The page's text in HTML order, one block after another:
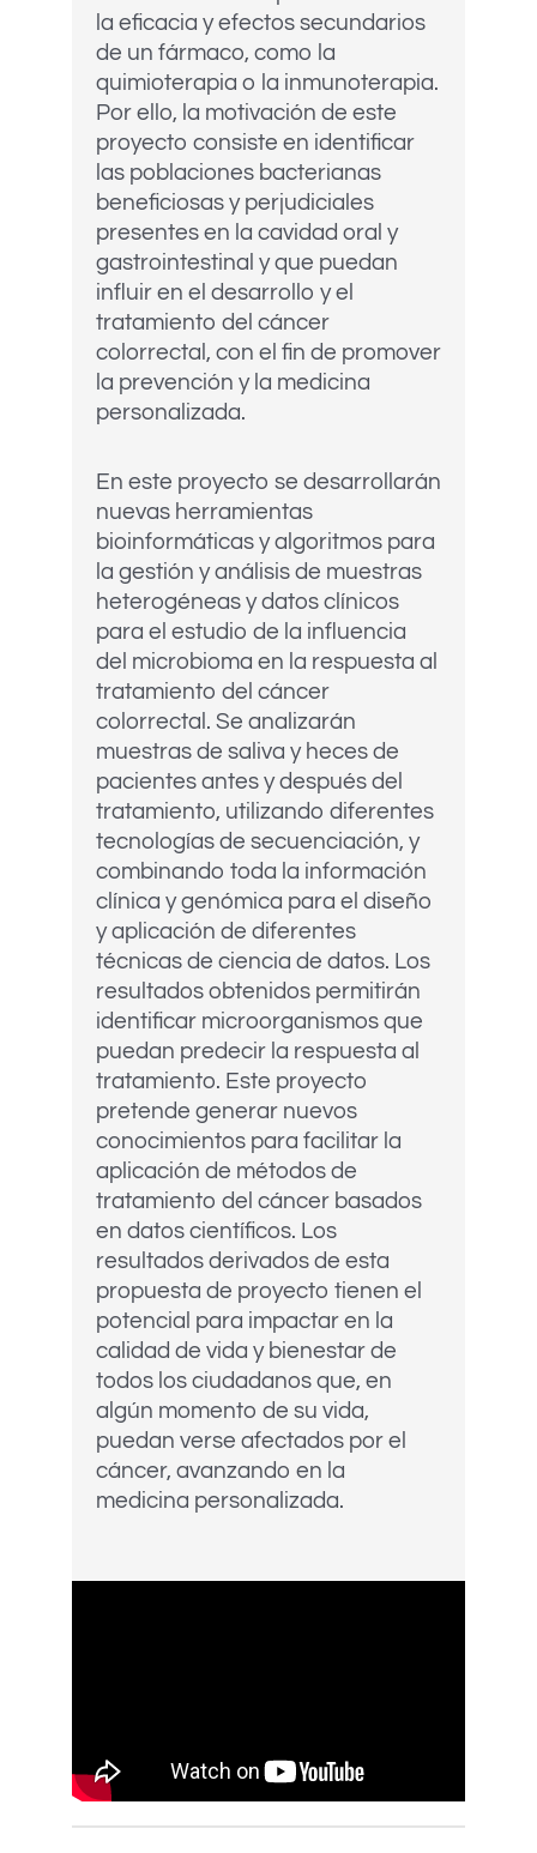
la eficacia y efectos secundarios
de un fármaco, como la
quimioterapia o la inmunoterapia.
Por ello, la motivación de este
proyecto consiste en identificar
las poblaciones bacterianas
beneficiosas y perjudiciales
presentes en la cavidad oral y
gastrointestinal y que puedan
influir en el desarrollo y el
tratamiento del cáncer
colorrectal, con el fin de promover
la prevención y la medicina
personalizada.
En este proyecto se desarrollarán
nuevas herramientas
bioinformáticas y algoritmos para
la gestión y análisis de muestras
heterogéneas y datos clínicos
para el estudio de la influencia
del microbioma en la respuesta al
tratamiento del cáncer
colorrectal. Se analizarán
muestras de saliva y heces de
pacientes antes y después del
tratamiento, utilizando diferentes
tecnologías de secuenciación, y
combinando toda la información
clínica y genómica para el diseño
y aplicación de diferentes
técnicas de ciencia de datos. Los
resultados obtenidos permitirán
identificar microorganismos que
puedan predecir la respuesta al
tratamiento. Este proyecto
pretende generar nuevos
conocimientos para facilitar la
aplicación de métodos de
tratamiento del cáncer basados
en datos científicos. Los
resultados derivados de esta
propuesta de proyecto tienen el
potencial para impactar en la
calidad de vida y bienestar de
todos los ciudadanos que, en
algún momento de su vida,
puedan verse afectados por el
cáncer, avanzando en la
medicina personalizada.